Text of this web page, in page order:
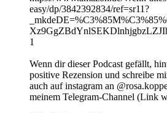
easy/dp/3842392834/ref=sr11?
1
Wenn dir dieser Podcast gefällt,
positive Rezension und schreibe
auch auf instagram an
meinem Telegram-Channel (Link